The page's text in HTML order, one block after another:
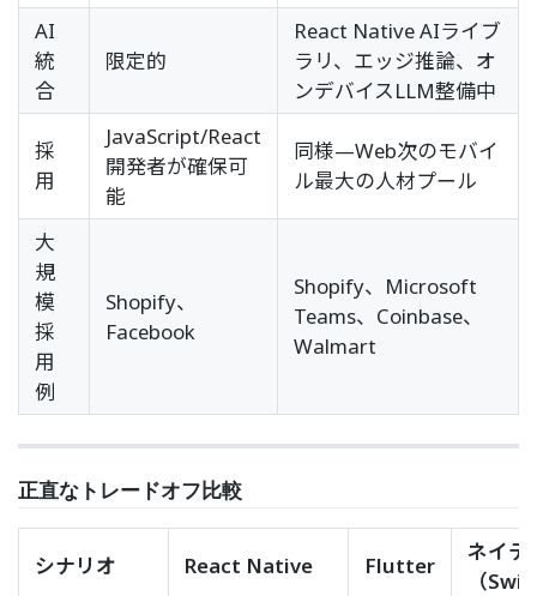
AI
統
合
限定的
React Native AIライブ
ラリ、エッジ推論、オ
ンデバイスLLM整備中
採
用
JavaScript/React
開発者が確保可
能
同様—Web次のモバイ
ル最大の人材プール
大
規
模
採
用
例
Shopify、
Facebook
Shopify、Microsoft
Teams、Coinbase、
Walmart
正直なトレードオフ比較
シナリオ React Native Flutter
ネイテ
（